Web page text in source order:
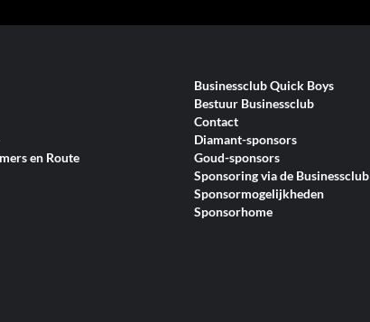
en Route
Businessclub Quick Boys
Bestuur Businessclub
Contact
Diamant-sponsors
Goud-sponsors
Sponsoring via de Businessclub
Sponsormogelijkheden
Sponsorhome